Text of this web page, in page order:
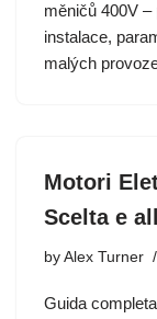
měničů 400V
instalace,
malých
Motori
Scelta e
by Alex Turner
Guida